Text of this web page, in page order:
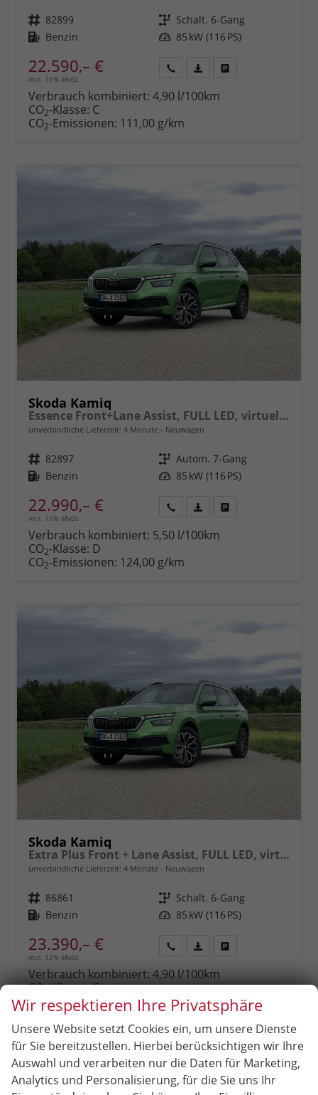
Fahrzeugnr. 82899 Getriebe Schalt. 6-Gang
Kraftstoff Benzin Leistung 85 kW (116 PS)
22.590,– €
incl. 19% MwSt.
anfordern
Datei,
Verbrauch kombiniert: 4,90 l/100km
CO2-Klasse: C
CO2-Emissionen: 111,00 g/km
Skoda Kamiq
Essence Front+Lane Assist, FULL LED, virtuelles Cockpit, , Klima, Parksensoren, ISOFIX, el. Fensterheber vorn uvm.
unverbindliche Lieferzeit: 4 Monate Neuwagen
Fahrzeugnr. 82897 Getriebe Autom. 7-Gang
Kraftstoff Benzin Leistung 85 kW (116 PS)
22.990,– €
incl. 19% MwSt.
anfordern
Datei,
Verbrauch kombiniert: 5,50 l/100km
CO2-Klasse: D
CO2-Emissionen: 124,00 g/km
Skoda Kamiq
Extra Plus Front + Lane Assist, FULL LED, virtuelles Cockpit, Climatronic, Parksensoren, Rückfahrkamera, ISOFIX, el. Fensterheber, Tempomat, Sitzhzg. uvm.
unverbindliche Lieferzeit: 4 Monate Neuwagen
Fahrzeugnr. 86861 Getriebe Schalt. 6-Gang
Kraftstoff Benzin Leistung 85 kW (116 PS)
23.390,– €
incl. 19% MwSt.
anfordern
Datei,
Fahrzeugexposé
parken
oder
vergleichen
Verbrauch kombiniert: 4,90 l/100km
CO -Klasse:C
CO2-Emissionen:111,00 g/km
Wir respektieren Ihre Privatsphäre
Unsere Website setzt Cookies ein, um unsere Dienste
für Sie bereitzustellen. Hierbei berücksichtigen wir Ihre
Auswahl und verarbeiten nur die Daten für Marketing,
Analytics und Personalisierung, für die Sie uns Ihr